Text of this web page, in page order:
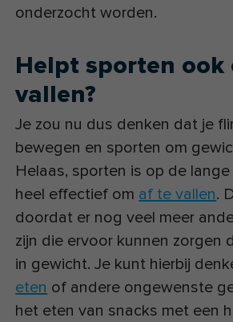
onderzocht worden.
Helpt sporten ook
vallen?
Je zou nu dus denken dat je
bewegen en sporten om
Helaas, sporten is op de
heel effectief om af te vallen.
doordat er nog veel meer
zijn die ervoor kunnen zorgen
in gewicht. Je kunt hierbij
eten of andere ongewenste
het eten van snacks met een